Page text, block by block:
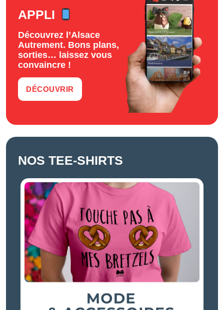
APPLI
Découvrez l’Alsace
Autrement. Bons plans,
sorties… laissez vous
convaincre !
DÉCOUVRIR
NOS TEE-SHIRTS